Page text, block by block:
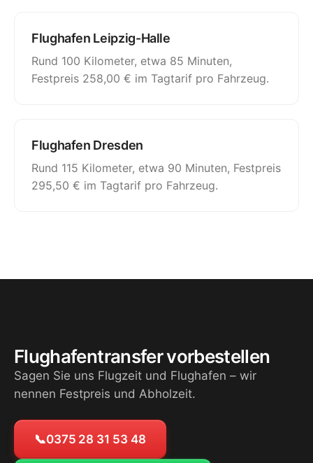
Flughafen Leipzig-Halle
Rund 100 Kilometer, etwa 85 Minuten,
Festpreis 258,00 € im Tagtarif pro Fahrzeug.
Flughafen Dresden
Rund 115 Kilometer, etwa 90 Minuten, Festpreis
295,50 € im Tagtarif pro Fahrzeug.
Flughafentransfer vorbestellen
Sagen Sie uns Flugzeit und Flughafen – wir
nennen Festpreis und Abholzeit.
📞0375 28 31 53 48